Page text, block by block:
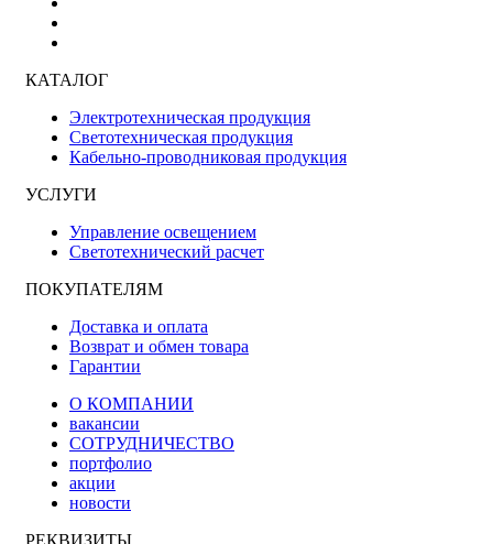
КАТАЛОГ
Электротехническая продукция
Светотехническая продукция
Кабельно-проводниковая продукция
УСЛУГИ
Управление освещением
Светотехнический расчет
ПОКУПАТЕЛЯМ
Доставка и оплата
Возврат и обмен товара
Гарантии
О КОМПАНИИ
вакансии
СОТРУДНИЧЕСТВО
портфолио
акции
новости